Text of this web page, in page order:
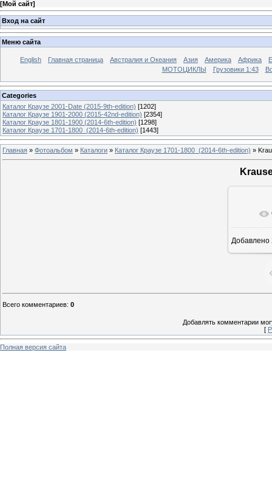
[Мой сайт]
Вход на сайт
Меню сайта
English Главная страница Австралия и Океания Азия Америка Африка
МОТОЦИКЛЫ
Грузовики 1:43
Categories
Каталог Краузе 2001-Date (2015-9th-edition) [1202]
Каталог Краузе 1901-2000 (2015-42nd-edition) [2354]
Каталог Краузе 1801-1900 (2014-6th-edition) [1298]
Каталог Краузе 1701-1800_(2014-6th-edition) [1443]
Главная » Фотоальбом » Каталоги » Каталог Краузе 1701-1800_(2014-6th-edition) »
Добавлено
Всего комментариев: 0
Добавлять комментарии
[
Полная версия сайта